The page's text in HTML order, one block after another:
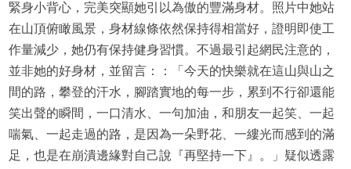
緊身小背心，完美突顯她引以為傲的豐滿身材。照片中她站
在山頂俯瞰風景，身材線條依然保持得相當好，證明即使工
作量減少，她仍有保持健身習慣。不過最引起網民注意的，
並非她的好身材，並留言：：「今天的快樂就在這山與山之
間的路，攀登的汗水，腳踏實地的每一步，累到不行卻還能
笑出聲的瞬間，一口清水、一句加油，和朋友一起笑、一起
喘氣、一起走過的路，是因為一朵野花、一縷光而感到的滿
足，也是在崩潰邊緣對自己說『再堅持一下』。」疑似透露